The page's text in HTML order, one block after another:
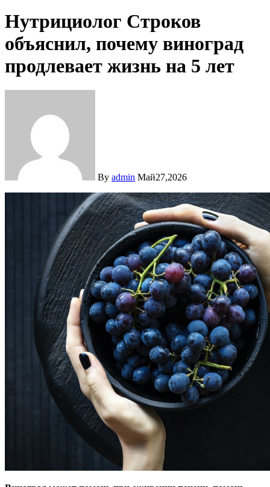
Нутрициолог Строков
объяснил, почему виноград
продлевает жизнь на 5 лет
By admin Май27,2026